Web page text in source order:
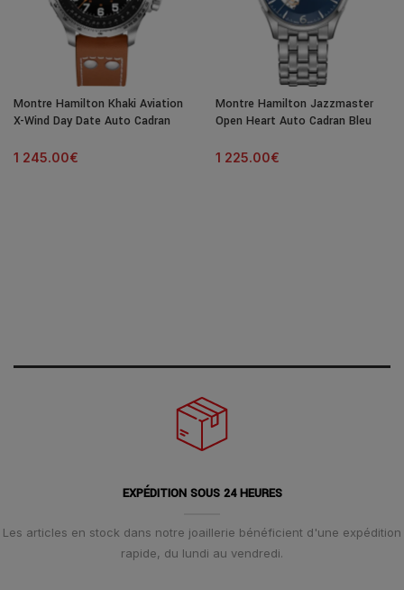
Montre Hamilton Khaki Aviation
X-Wind Day Date Auto Cadran
1 245.00€
Montre Hamilton Jazzmaster
Open Heart Auto Cadran Bleu
1 225.00€
EXPÉDITION SOUS 24 HEURES
Les articles en stock dans notre joaillerie bénéficient d'une expédition
rapide, du lundi au vendredi.